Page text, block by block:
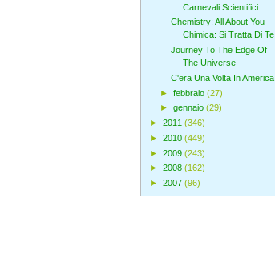
Carnevali Scientifici
Chemistry: All About You -
Chimica: Si Tratta Di Te
Journey To The Edge Of
The Universe
C'era Una Volta In America
► febbraio (27)
► gennaio (29)
► 2011 (346)
► 2010 (449)
► 2009 (243)
► 2008 (162)
► 2007 (96)